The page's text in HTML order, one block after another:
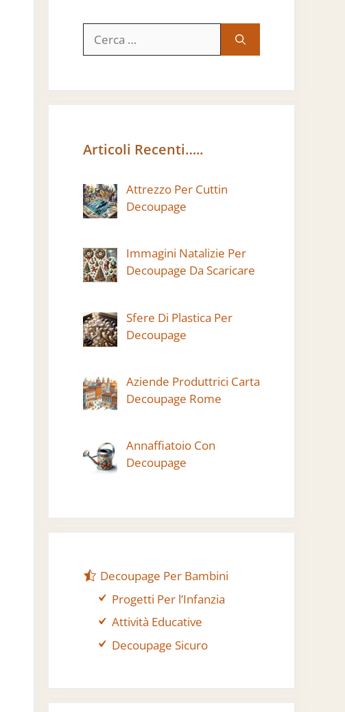
per:
Articoli Recenti…..
Attrezzo Per Cuttin
Decoupage
Immagini Natalizie Per
Decoupage Da Scaricare
Sfere Di Plastica Per
Decoupage
Aziende Produttrici Carta
Decoupage Rome
Annaffiatoio Con
Decoupage
Decoupage Per Bambini
Progetti Per l’Infanzia
Attività Educative
Decoupage Sicuro